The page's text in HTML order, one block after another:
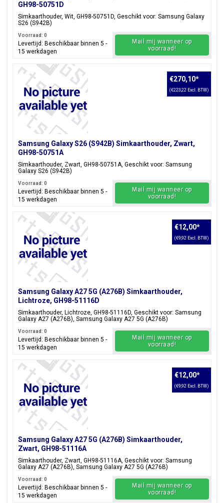
GH98-50751D
Simkaarthouder, Wit, GH98-50751D, Geschikt voor: Samsung Galaxy
S26 (S942B)
Voorraad: 0
Levertijd: Beschikbaar binnen 5 -
15 werkdagen
Mail mij wanneer op
voorraad!
Samsung Galaxy S26 (S942B) Simkaarthouder, Zwart,
GH98-50751A
Simkaarthouder, Zwart, GH98-50751A, Geschikt voor: Samsung
Galaxy S26 (S942B)
€270,10*
(€223,22 Excl. BTW)
Voorraad: 0
Levertijd: Beschikbaar binnen 5 -
15 werkdagen
Mail mij wanneer op
voorraad!
Samsung Galaxy A27 5G (A276B) Simkaarthouder,
Lichtroze, GH98-51116D
Simkaarthouder, Lichtroze, GH98-51116D, Geschikt voor: Samsung
Galaxy A27 (A276B), Samsung Galaxy A27 5G (A276B)
€12,00*
(€9,92 Excl. BTW)
Voorraad: 0
Levertijd: Beschikbaar binnen 5 -
15 werkdagen
Mail mij wanneer op
voorraad!
Samsung Galaxy A27 5G (A276B) Simkaarthouder,
Zwart, GH98-51116A
Simkaarthouder, Zwart, GH98-51116A, Geschikt voor: Samsung
Galaxy A27 (A276B), Samsung Galaxy A27 5G (A276B)
€12,00*
(€9,92 Excl. BTW)
Voorraad: 0
Levertijd: Beschikbaar binnen 5 -
15 werkdagen
Mail mij wanneer op
voorraad!